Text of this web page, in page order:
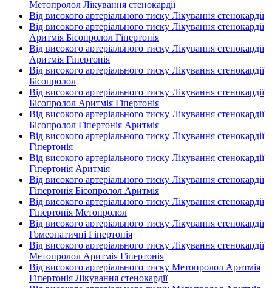
Метопролол Лікування стенокардії
Від високого артеріального тиску Лікування стенокардії
Від високого артеріального тиску Лікування стенокардії
Аритмія Бісопролол Гіпертонія
Від високого артеріального тиску Лікування стенокардії
Аритмія Гіпертонія
Від високого артеріального тиску Лікування стенокардії
Бісопролол
Від високого артеріального тиску Лікування стенокардії
Бісопролол Аритмія Гіпертонія
Від високого артеріального тиску Лікування стенокардії
Бісопролол Гіпертонія Аритмія
Від високого артеріального тиску Лікування стенокардії
Гіпертонія
Від високого артеріального тиску Лікування стенокардії
Гіпертонія Аритмія
Від високого артеріального тиску Лікування стенокардії
Гіпертонія Бісопролол Аритмія
Від високого артеріального тиску Лікування стенокардії
Гіпертонія Метопролол
Від високого артеріального тиску Лікування стенокардії
Гомеопатичні Гіпертонія
Від високого артеріального тиску Лікування стенокардії
Метопролол Аритмія Гіпертонія
Від високого артеріального тиску Метопролол Аритмія
Гіпертонія Лікування стенокардії